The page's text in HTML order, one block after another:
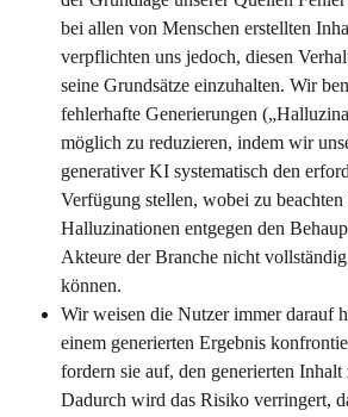
bei allen von Menschen erstellten
verpflichten uns jedoch, diesen
seine Grundsätze einzuhalten. Wir
fehlerhafte Generierungen
möglich zu reduzieren, indem wir
generativer KI systematisch den
Verfügung stellen, wobei zu beachten
Halluzinationen entgegen den
Akteure der Branche nicht
können.
Wir weisen die Nutzer immer darauf
einem generierten Ergebnis
fordern sie auf, den generierten Inhalt
Dadurch wird das Risiko verringert,